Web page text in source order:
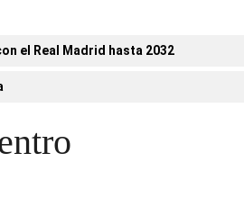
el Real Madrid hasta 2032